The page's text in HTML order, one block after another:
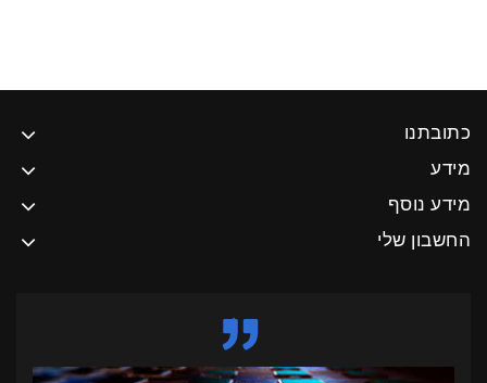
כתובתנו
מידע
מידע נוסף
החשבון שלי